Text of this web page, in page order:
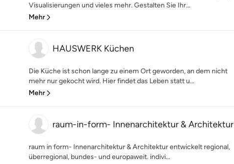
Visualisierungen und vieles mehr. Gestalten Sie Ihr...
Mehr
HAUSWERK Küchen
Die Küche ist schon lange zu einem Ort geworden, an dem nicht
mehr nur gekocht wird. Hier findet das Leben statt u...
Mehr
raum-in-form- Innenarchitektur & Architektur
raum in form- Innenarchitektur & Architektur entwickelt regional,
überregional, bundes- und europaweit. indivi...